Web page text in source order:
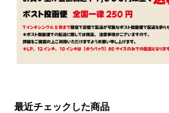
最近チェックした商品